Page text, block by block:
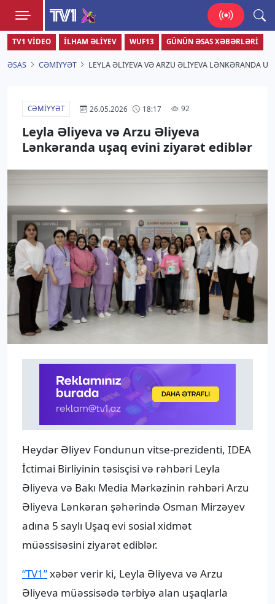
TV1
Zamanı bizimlə yaşa!
TV1 VIDEO İLHAM ƏLIYEV WUF13 GÜNÜN ƏSAS XƏBƏRLƏRI
ƏSAS CƏMIYYƏT LEYLA ƏLIYEVA VƏ ARZU ƏLIYEVA LƏNKƏRANDA
CƏMIYYƏT 26.05.2026 18:17 92
Leyla Əliyeva və Arzu Əliyeva
Lənkəranda uşaq evini ziyarət ediblər
Heydər Əliyev Fondunun vitse-prezidenti, IDEA
İctimai Birliyinin təsisçisi və rəhbəri Leyla
Əliyeva və Bakı Media Mərkəzinin rəhbəri Arzu
Əliyeva Lənkəran şəhərində Osman Mirzəyev
adına 5 saylı Uşaq evi sosial xidmət
müəssisəsini ziyarət ediblər.
“TV1”xəbər verir ki, Leyla Əliyeva və Arzu
Əliyeva müəssisədə tərbiyə alan uşaqlarla